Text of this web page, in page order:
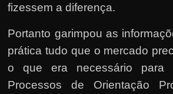
fizessem a diferença.
Portanto garimpou as
prática tudo que o mercado
o que era necessário para
Processos de Orientação